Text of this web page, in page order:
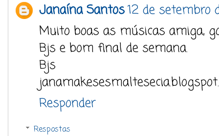
Janaína Santos12 de setembro
Muito boas as músicas amiga,
Bjs e bom final de semana.
Bjs
Responder
Respostas